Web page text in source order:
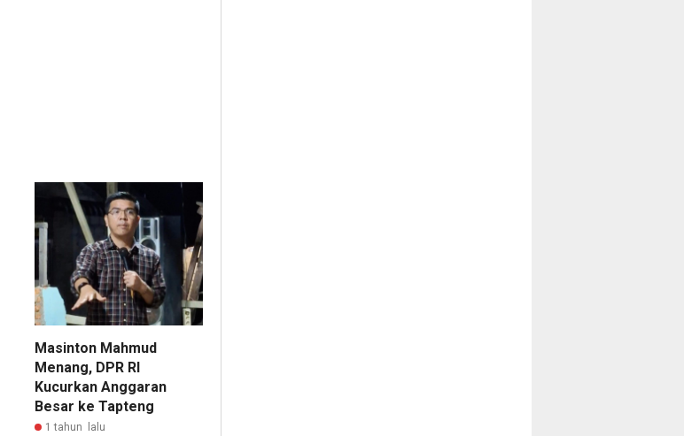
Masinton Mahmud
Menang, DPR RI
Kucurkan Anggaran
Besar ke Tapteng
1 tahun lalu